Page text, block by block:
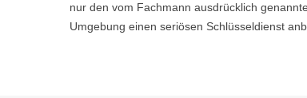
nur den vom Fachmann ausdrücklich
Umgebung einen seriösen Schlüsseldienst